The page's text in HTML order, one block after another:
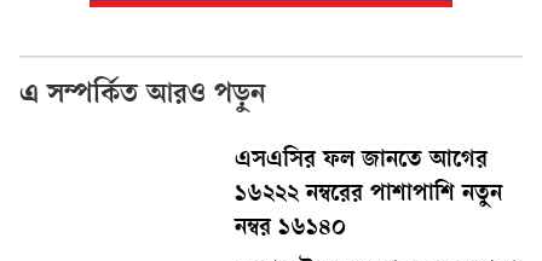
এ সম্পর্কিত আরও পড়ুন
এসএসির ফল জানতে আগের
১৬২২২ নম্বরের পাশাপাশি নতুন
নম্বর ১৬১৪০